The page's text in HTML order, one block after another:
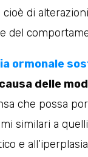
cioè di
del
ormonale
causa delle
che possa
similari a
e